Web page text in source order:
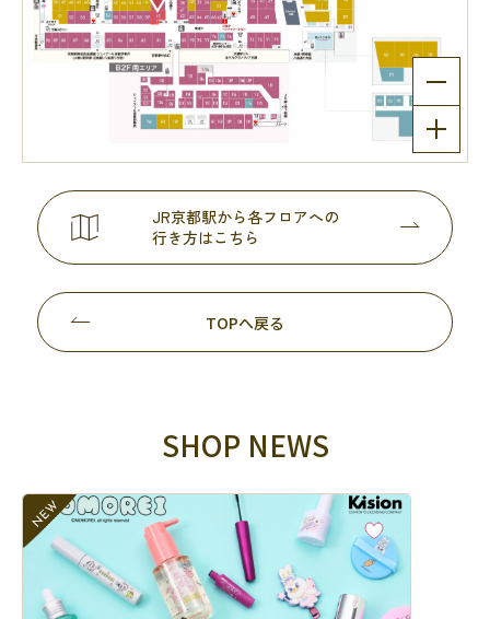
JR京都駅から各フロアへの
行き方はこちら
TOPへ戻る
SHOP NEWS